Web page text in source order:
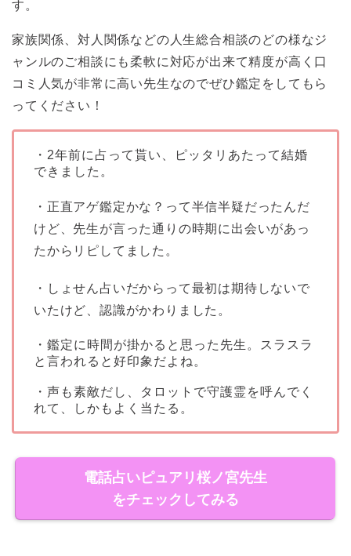
す。
家族関係、対人関係などの人生総合相談のどの様なジ
ャンルのご相談にも柔軟に対応が出来て精度が高く口
コミ人気が非常に高い先生なのでぜひ鑑定をしてもら
ってください！
・2年前に占って貰い、ピッタリあたって結婚
できました。
・正直アゲ鑑定かな？って半信半疑だったんだ
けど、先生が言った通りの時期に出会いがあっ
たからリピしてました。
・しょせん占いだからって最初は期待しないで
いたけど、認識がかわりました。
・鑑定に時間が掛かると思った先生。スラスラ
と言われると好印象だよね。
・声も素敵だし、タロットで守護霊を呼んでく
れて、しかもよく当たる。
電話占いピュアリ桜ノ宮先生
をチェックしてみる